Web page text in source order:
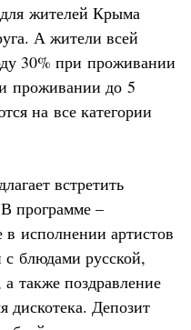
жителей Крыма
А жители всей
30% при проживании
проживании до 5
на все категории
встретить
программе –
исполнении артистов
блюдами русской,
также поздравление
дискотека. Депозит